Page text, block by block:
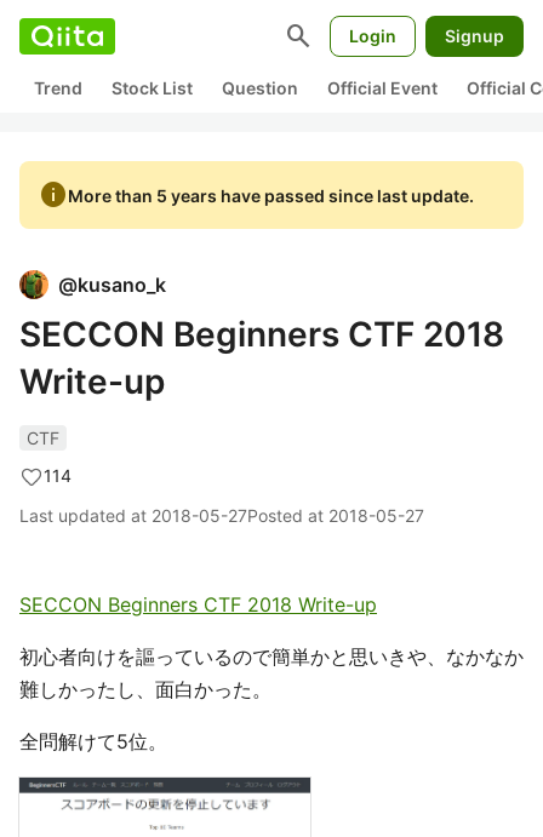
search Login Signup
Trend Stock List Question Official Event Official
infoMore than 5 years have passed since last update.
@kusano_k
SECCON Beginners CTF 2018
Write-up
CTF
114
Last updated at 2018-05-27Posted at 2018-05-27
SECCON Beginners CTF 2018 Write-up
初心者向けを謳っているので簡単かと思いきや、なかなか
難しかったし、面白かった。
全問解けて5位。